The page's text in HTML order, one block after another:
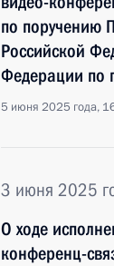
по поручению
Российской
Федерации по
5 июня 2025 года,
3 июня 2025
О ходе
конференц-